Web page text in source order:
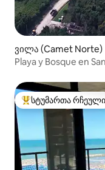
ვილა (Camet Norte)
Playa y Bosque en
სტუმართა რჩეული
სტუმართა რჩეული